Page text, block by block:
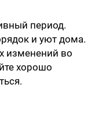
период.
и уют дома.
изменений во
хорошо